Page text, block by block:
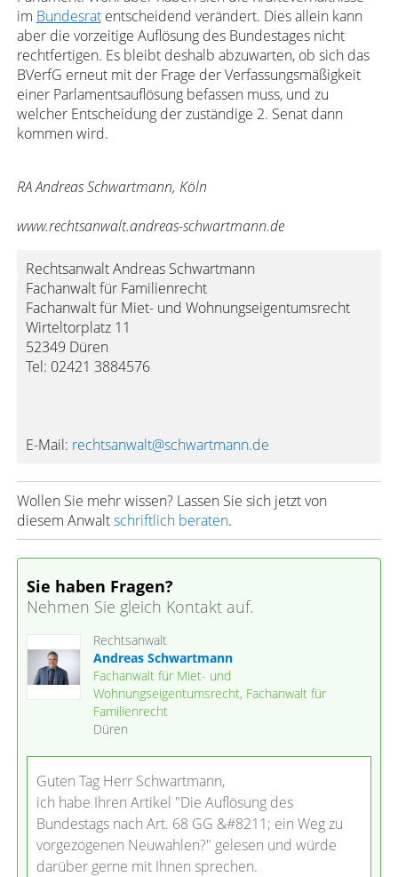
im Bundesratentscheidend verändert. Dies allein kann
aber die vorzeitige Auflösung des Bundestages nicht
rechtfertigen. Es bleibt deshalb abzuwarten, ob sich das
BVerfG erneut mit der Frage der Verfassungsmäßigkeit
einer Parlamentsauflösung befassen muss, und zu
welcher Entscheidung der zuständige 2. Senat dann
kommen wird.
RA Andreas Schwartmann, Köln
www.rechtsanwalt.andreas-schwartmann.de
Rechtsanwalt Andreas Schwartmann
Fachanwalt für Familienrecht
Fachanwalt für Miet- und Wohnungseigentumsrecht
Wirteltorplatz 11
52349 Düren
Tel: 02421 3884576
E-Mail: rechtsanwalt@schwartmann.de
Wollen Sie mehr wissen? Lassen Sie sich jetzt von
diesem Anwaltschriftlich beraten.
Sie haben Fragen?
Nehmen Sie gleich Kontakt auf.
Rechtsanwalt
Andreas Schwartmann
Fachanwalt für Miet- und
Wohnungseigentumsrecht, Fachanwalt für
Familienrecht
Düren
Guten Tag Herr Schwartmann,
ich habe Ihren Artikel "Die Auflösung des
Bundestags nach Art. 68 GG &#8211; ein Weg zu
vorgezogenen Neuwahlen?" gelesen und würde
darüber gerne mit Ihnen sprechen.